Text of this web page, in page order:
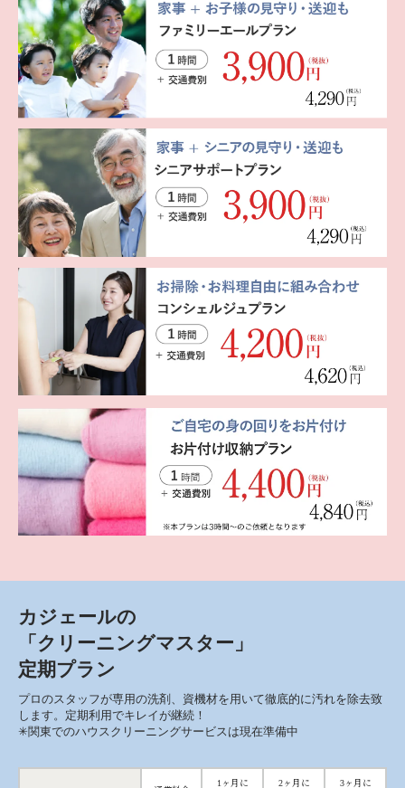
カジェールの
「クリーニングマスター」
定期プラン
プロのスタッフが専用の洗剤、資機材を用いて徹底的に汚れを除去致
します。定期利用でキレイが継続！
✳︎関東でのハウスクリーニングサービスは現在準備中
1ヶ月に 2ヶ月に 3ヶ月に